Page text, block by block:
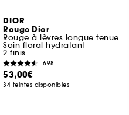
DIOR
Rouge Dior
Rouge à lèvres longue tenue
Soin floral hydratant
2 finis
698
53,00€
34 teintes disponibles